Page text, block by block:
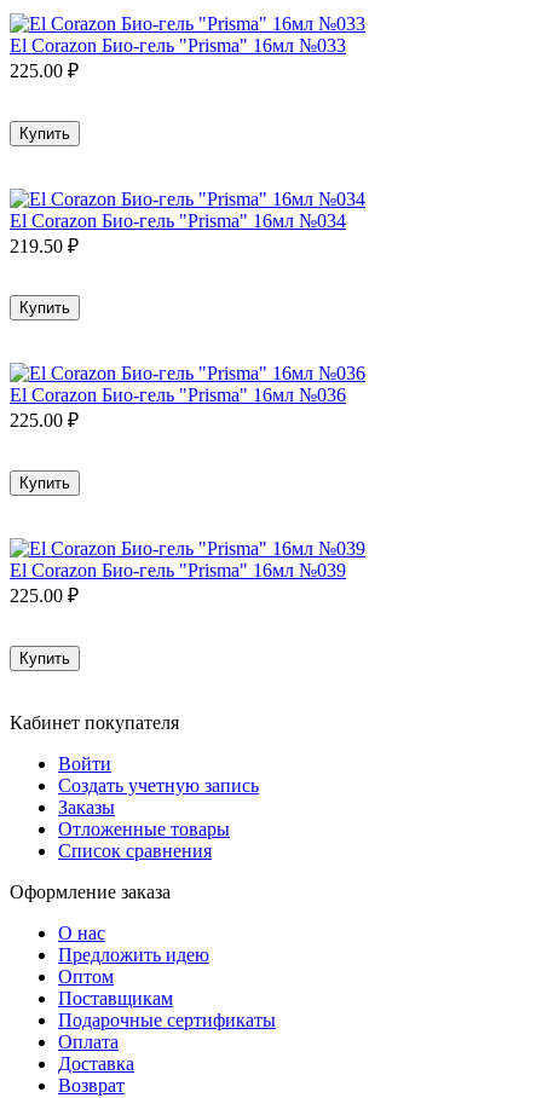
El Corazon Био-гель "Prisma" 16мл №033
225.00 ₽
Купить
El Corazon Био-гель "Prisma" 16мл №034
219.50 ₽
Купить
El Corazon Био-гель "Prisma" 16мл №036
225.00 ₽
Купить
El Corazon Био-гель "Prisma" 16мл №039
225.00 ₽
Купить
Кабинет покупателя
Войти
Создать учетную запись
Заказы
Отложенные товары
Список сравнения
Оформление заказа
О нас
Предложить идею
Оптом
Поставщикам
Подарочные сертификаты
Оплата
Доставка
Возврат